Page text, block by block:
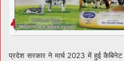
प्रदेश सरकार ने मार्च 2023 में हुई